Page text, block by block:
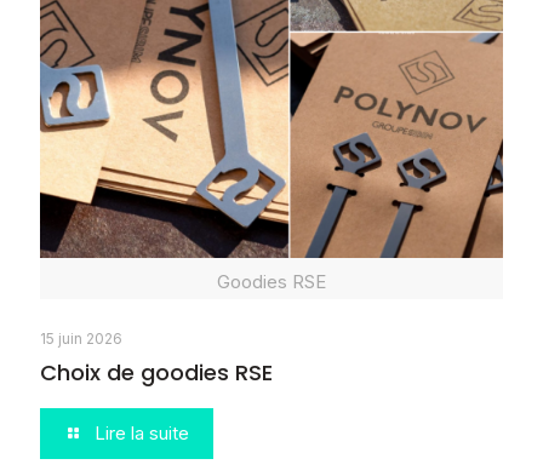
Goodies RSE
15 juin 2026
Choix de goodies RSE
Lire la suite